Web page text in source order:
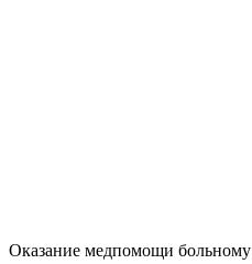
Оказание медпомощи больному